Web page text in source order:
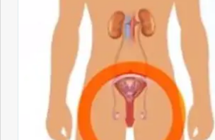
Drogas
Emagrecimento
Geral
Gravidez